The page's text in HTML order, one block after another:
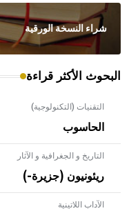
شراء النسخة الورقية
البحوث الأكثر قراءة
التقنيات (التكنولوجية)
الحاسوب
التاريخ و الجغرافية و الآثار
ريئونيون (جزيرة-)
الآداب اللاتينية